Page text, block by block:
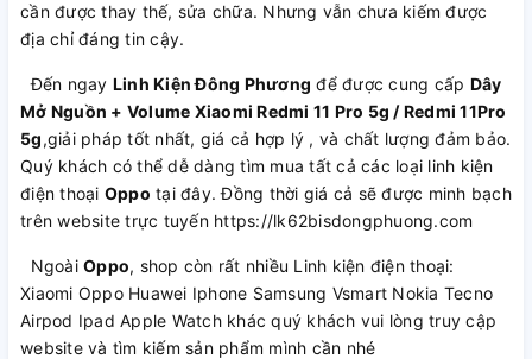
cần được thay thế, sửa chữa. Nhưng vẫn chưa kiếm được
địa chỉ đáng tin cậy.
Đến ngay Linh Kiện Đông Phương để được cung cấp Dây
Mở Nguồn + Volume Xiaomi Redmi 11 Pro 5g / Redmi 11Pro
5g,giải pháp tốt nhất, giá cả hợp lý , và chất lượng đảm bảo.
Quý khách có thể dễ dàng tìm mua tất cả các loại linh kiện
điện thoại Oppo tại đây. Đồng thời giá cả sẽ được minh bạch
trên website trực tuyến https://lk62bisdongphuong.com
Ngoài Oppo, shop còn rất nhiều Linh kiện điện thoại:
Xiaomi Oppo Huawei Iphone Samsung Vsmart Nokia Tecno
Airpod Ipad Apple Watch khác quý khách vui lòng truy cập
website và tìm kiếm sản phẩm mình cần nhé